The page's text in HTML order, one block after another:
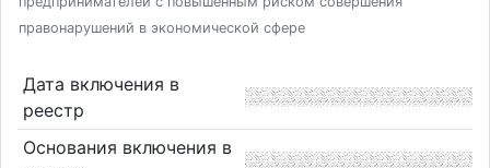
правонарушений в экономической сфере
Дата включения в
реестр
Основания включения в